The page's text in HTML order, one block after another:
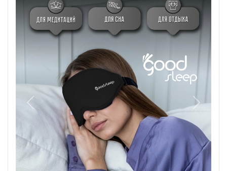
Назад Вперед